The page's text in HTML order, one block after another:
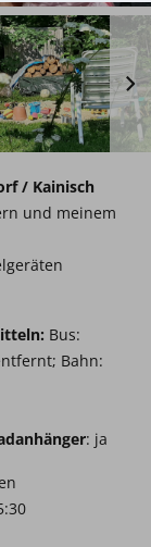
/ Kainisch
und meinem
Bus:
Bahn:
: ja